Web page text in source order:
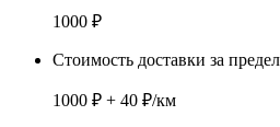
1000 ₽
Стоимость доставки за
1000 ₽ + 40 ₽/км